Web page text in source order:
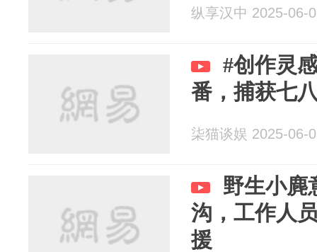
纵享汉中 2025-06-
#创作灵
番，捕获七
柒猫谈娱 2025-06-
野生小麂
沟，工作人
援